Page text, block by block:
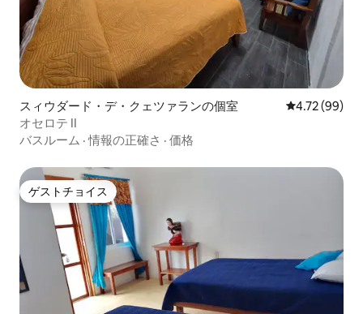
スィウダード・デ・クェツァランの個室 レビュー99
4.72 (99)
オセロテ II
バスルーム ·情報の正確さ · 価格
ゲストチョイス
ゲストチョイス